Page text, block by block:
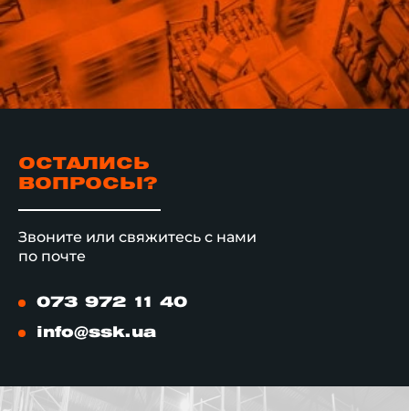
ОСТАЛИСЬ
ВОПРОСЫ?
Звоните или свяжитесь с нами
по почте
073 972 11 40
info@ssk.ua